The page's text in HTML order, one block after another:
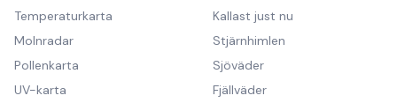
Temperaturkarta
Molnradar
Pollenkarta
UV-karta
Kallast just nu
Stjärnhimlen
Sjöväder
Fjällväder